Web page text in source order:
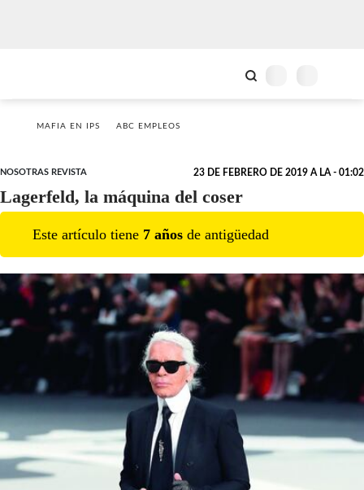
MAFIA EN IPS ABC EMPLEOS
NOSOTRAS REVISTA 23 DE FEBRERO DE 2019 A LA - 01:02
Lagerfeld, la máquina del coser
Este artículo tiene 7 años de antigüedad